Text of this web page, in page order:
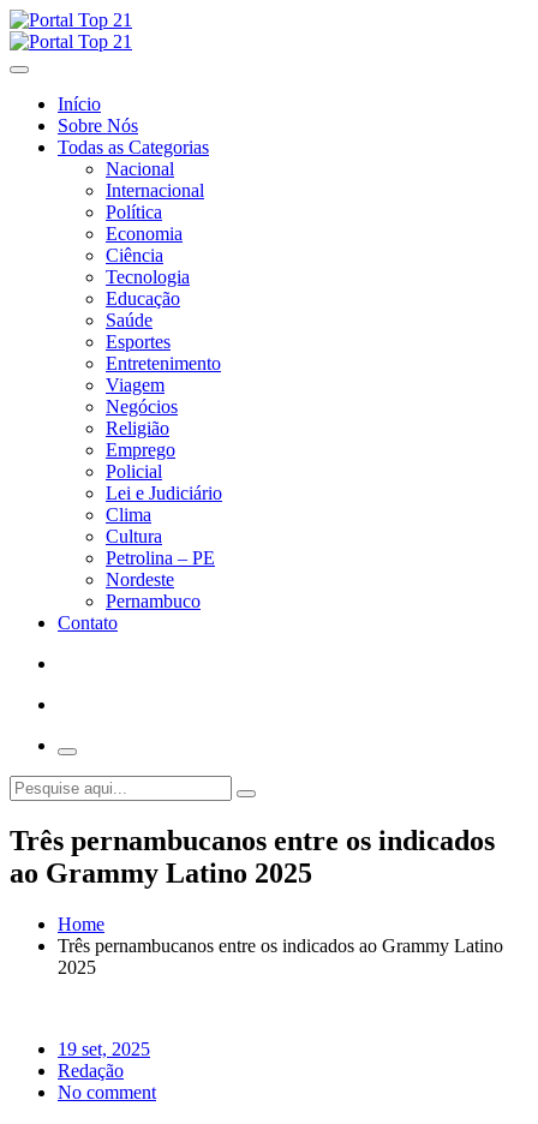
Skip
to
content
Início
Sobre Nós
Todas as Categorias
Nacional
Internacional
Política
Economia
Ciência
Tecnologia
Educação
Saúde
Esportes
Entretenimento
Viagem
Negócios
Religião
Emprego
Policial
Lei e Judiciário
Clima
Cultura
Petrolina – PE
Nordeste
Pernambuco
Contato
Três pernambucanos entre os indicados
ao Grammy Latino 2025
Home
Três pernambucanos entre os indicados ao Grammy Latino
2025
19 set, 2025
Redação
No comment